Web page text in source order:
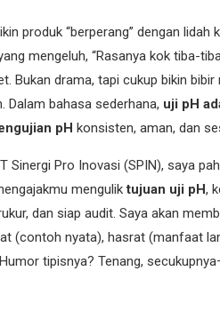
produk “berperang” dengan lidah
mengeluh, “Rasanya kok tiba-
Bukan drama, tapi cukup bikin bibir
Dalam bahasa sederhana, uji pH
pH konsisten, aman, dan
Sinergi Pro Inovasi (SPIN), saya
menguliktujuan uji pH,
dan siap audit. Saya akan
(contoh nyata), hasrat (manfaat
tipisnya? Tenang,